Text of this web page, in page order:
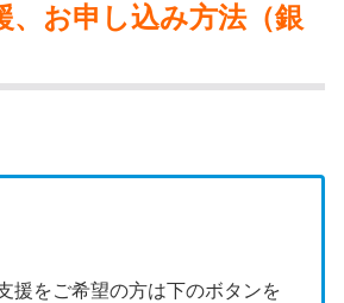
、お申し込み方法（銀
援をご希望の方は下のボタンを